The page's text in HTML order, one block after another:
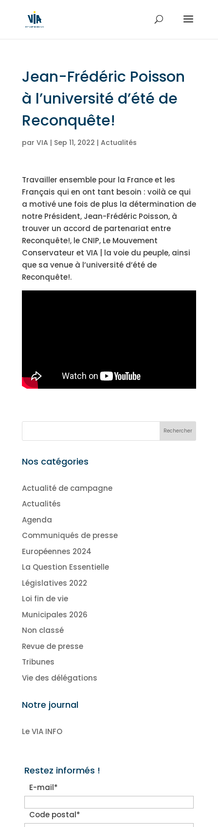
Jean-Frédéric Poisson
à l’université d’été de
Reconquête!
par VIA | Sep 11, 2022 | Actualités
Travailler ensemble pour la France et les
Français qui en ont tant besoin : voilà ce qui
a motivé une fois de plus la détermination de
notre Président, Jean-Frédéric Poisson, à
trouver un accord de partenariat entre
Reconquête!, le CNIP, Le Mouvement
Conservateur et VIA | la voie du peuple, ainsi
que sa venue à l’université d’été de
Reconquête!.
Nos catégories
Actualité de campagne
Actualités
Agenda
Communiqués de presse
Européennes 2024
La Question Essentielle
Législatives 2022
Loi fin de vie
Municipales 2026
Non classé
Revue de presse
Tribunes
Vie des délégations
Notre journal
Le VIA INFO
Restez informés !
E-mail*
Code postal*